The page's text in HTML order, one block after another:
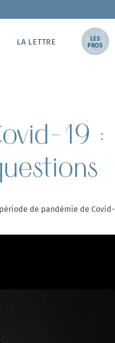
LA LETTRE LES
PROS
19 :
de pandémie de Covid-